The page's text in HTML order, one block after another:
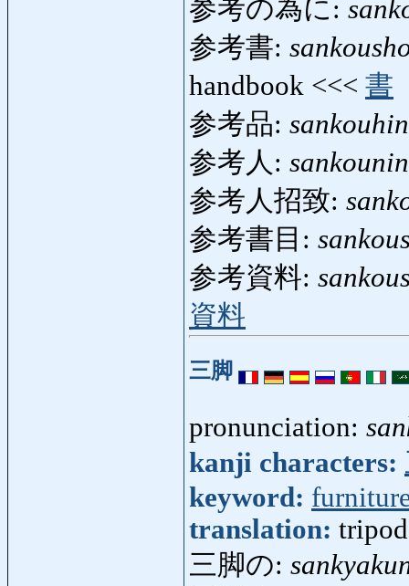
参考の為に:
参考書:
handbook <<< 書
参考品: sankouhin
参考人: sankounin
参考人招致:
参考書目:
参考資料:
資料
三脚
pronunciation:
kanji characters:
keyword:
translation: tripod
三脚の: